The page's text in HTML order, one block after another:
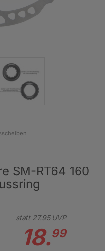
SM-RT64 160
statt 27.95UVP
18.99